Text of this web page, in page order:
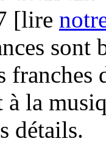
[lire
la
détails.